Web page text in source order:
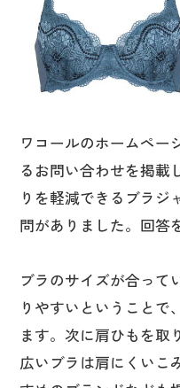
ワコールのホームペー
るお問い合わせを掲載
りを軽減できるブラジ
問がありました。回答
ブラのサイズが合って
りやすいということで
ます。次に肩ひもを取
広いブラは肩にくいこ